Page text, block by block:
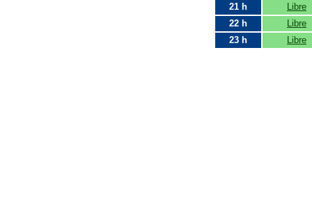
21 h
Libre
22 h
Libre
23 h
Libre